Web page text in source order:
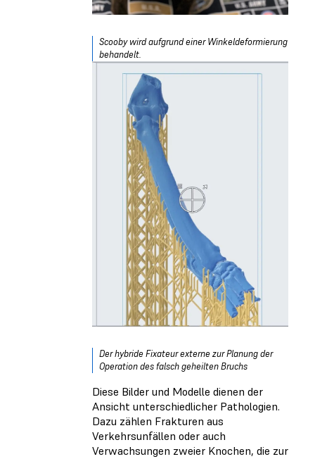
Scooby wird aufgrund einer Winkeldeformierung
behandelt.
Der hybride Fixateur externe zur Planung der
Operation des falsch geheilten Bruchs
Diese Bilder und Modelle dienen der
Ansicht unterschiedlicher Pathologien.
Dazu zählen Frakturen aus
Verkehrsunfällen oder auch
Verwachsungen zweier Knochen, die zur